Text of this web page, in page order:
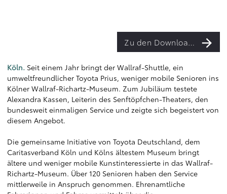
Zu den Downloads
Köln. Seit einem Jahr bringt der Wallraf-Shuttle, ein
umweltfreundlicher Toyota Prius, weniger mobile Senioren ins
Kölner Wallraf-Richartz-Museum. Zum Jubiläum testete
Alexandra Kassen, Leiterin des Senftöpfchen-Theaters, den
bundesweit einmaligen Service und zeigte sich begeistert von
diesem Angebot.
Die gemeinsame Initiative von Toyota Deutschland, dem
Caritasverband Köln und Kölns ältestem Museum bringt
ältere und weniger mobile Kunstinteressierte in das Wallraf-
Richartz-Museum. Über 120 Senioren haben den Service
mittlerweile in Anspruch genommen. Ehrenamtliche